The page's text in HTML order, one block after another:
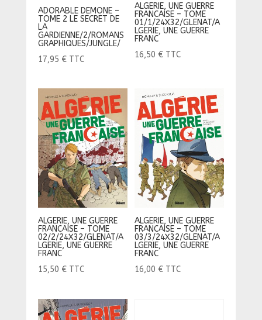
ADORABLE DEMONE –
TOME 2 LE SECRET DE
LA
GARDIENNE/2/ROMANS
GRAPHIQUES/JUNGLE/
17,95 € TTC
ALGERIE, UNE GUERRE
FRANCAISE – TOME
01/1/24X32/GLENAT/A
LGERIE, UNE GUERRE
FRANC
16,50 € TTC
ALGERIE, UNE GUERRE
FRANCAISE – TOME
02/2/24X32/GLENAT/A
LGERIE, UNE GUERRE
FRANC
15,50 € TTC
ALGERIE, UNE GUERRE
FRANCAISE – TOME
03/3/24X32/GLENAT/A
LGERIE, UNE GUERRE
FRANC
16,00 € TTC